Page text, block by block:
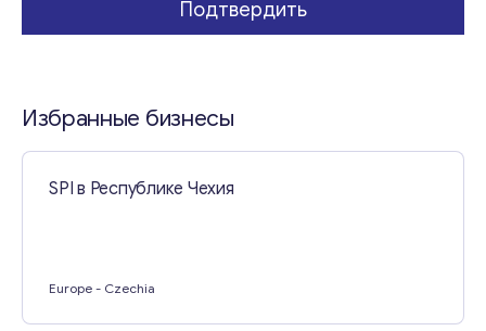
Подтвердить
Избранные бизнесы
SPI в Республике Чехия
Europe - Czechia